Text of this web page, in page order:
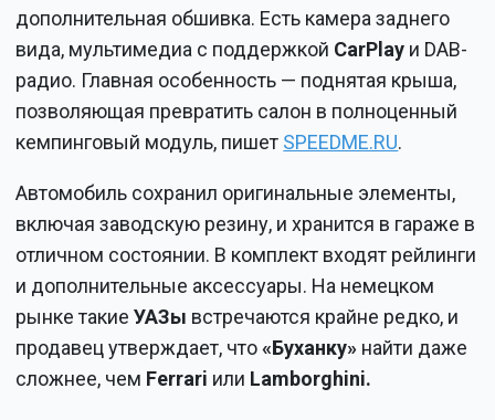
дополнительная обшивка. Есть камера заднего
вида, мультимедиа с поддержкой CarPlay и DAB-
радио. Главная особенность — поднятая крыша,
позволяющая превратить салон в полноценный
кемпинговый модуль, пишет SPEEDME.RU.
Автомобиль сохранил оригинальные элементы,
включая заводскую резину, и хранится в гараже в
отличном состоянии. В комплект входят рейлинги
и дополнительные аксессуары. На немецком
рынке такиеУАЗы встречаются крайне редко, и
продавец утверждает, что«Буханку» найти даже
сложнее, чем Ferrari или Lamborghini.